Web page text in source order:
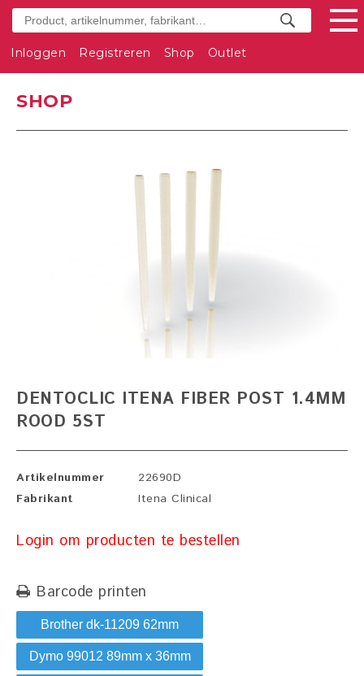
Inloggen Registreren Shop Outlet
SHOP
DENTOCLIC ITENA FIBER POST 1.4MM
ROOD 5ST
Artikelnummer
22690D
Fabrikant
Itena Clinical
Login om producten te bestellen
Barcode printen
Brother dk-11209 62mm
Dymo 99012 89mm x 36mm